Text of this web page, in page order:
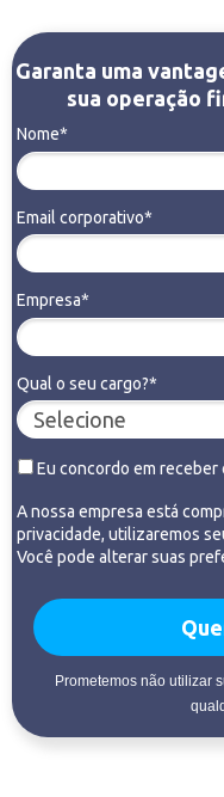
Garanta uma
sua operação
Nome*
Email corporativo*
Empresa*
Qual o seu cargo?*
Eu concordo em receber
A nossa empresa está
privacidade, utilizaremos
Você pode alterar suas
Prometemos não utilizar